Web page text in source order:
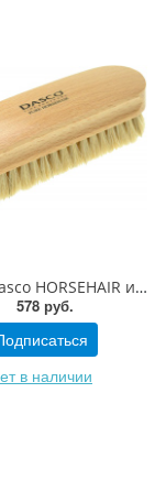
Щетка Dasco HORSEHAIR из ценных пород дерева малая с высококачественным натуральным конским ворсом
578 руб.
в наличии